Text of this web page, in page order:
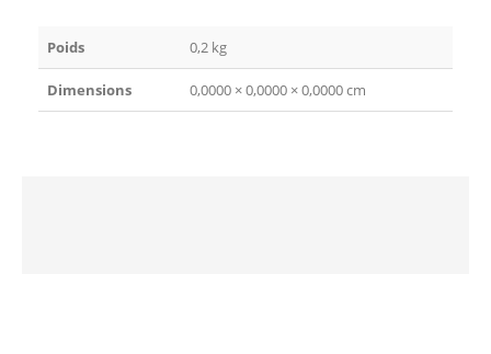
Poids 0,2 kg
Dimensions 0,0000 × 0,0000 × 0,0000 cm